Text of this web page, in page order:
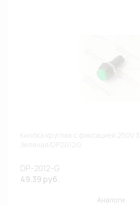
DP-2012-G
49.39 руб.
Аналоги